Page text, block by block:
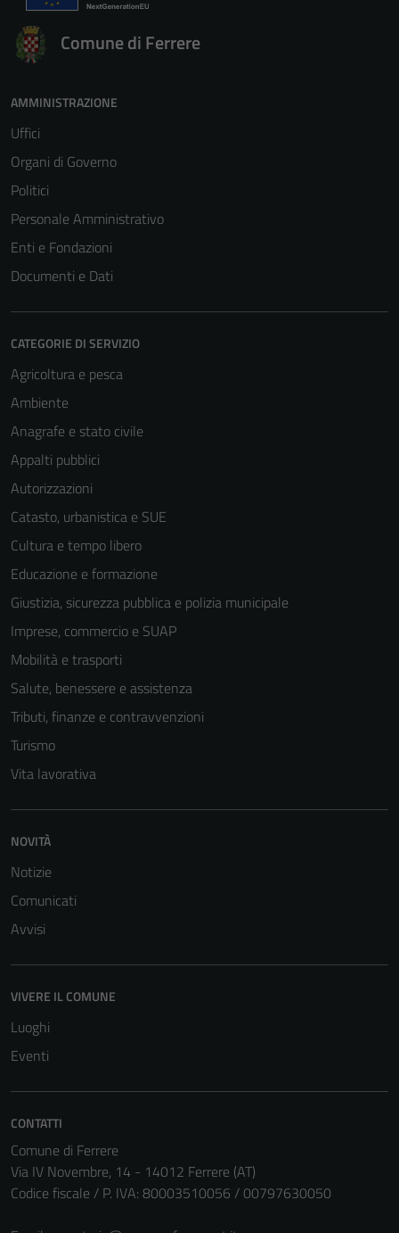
Comune di Ferrere
AMMINISTRAZIONE
Uffici
Organi di Governo
Politici
Personale Amministrativo
Enti e Fondazioni
Documenti e Dati
CATEGORIE DI SERVIZIO
Agricoltura e pesca
Ambiente
Anagrafe e stato civile
Appalti pubblici
Autorizzazioni
Catasto, urbanistica e SUE
Cultura e tempo libero
Educazione e formazione
Giustizia, sicurezza pubblica e polizia municipale
Imprese, commercio e SUAP
Mobilità e trasporti
Salute, benessere e assistenza
Tributi, finanze e contravvenzioni
Turismo
Vita lavorativa
NOVITÀ
Notizie
Comunicati
Avvisi
VIVERE IL COMUNE
Luoghi
Eventi
CONTATTI
Comune di Ferrere
Via IV Novembre, 14 - 14012 Ferrere (AT)
Codice fiscale / P. IVA: 80003510056 / 00797630050